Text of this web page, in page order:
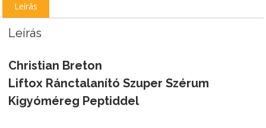
Leírás
Leírás
Christian Breton
Liftox Ránctalanító Szuper Szérum
Kigyóméreg Peptiddel